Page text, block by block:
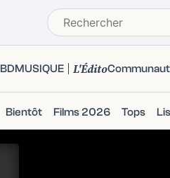
BDMUSIQUE L'Édito
Bientôt Films 2026 Tops